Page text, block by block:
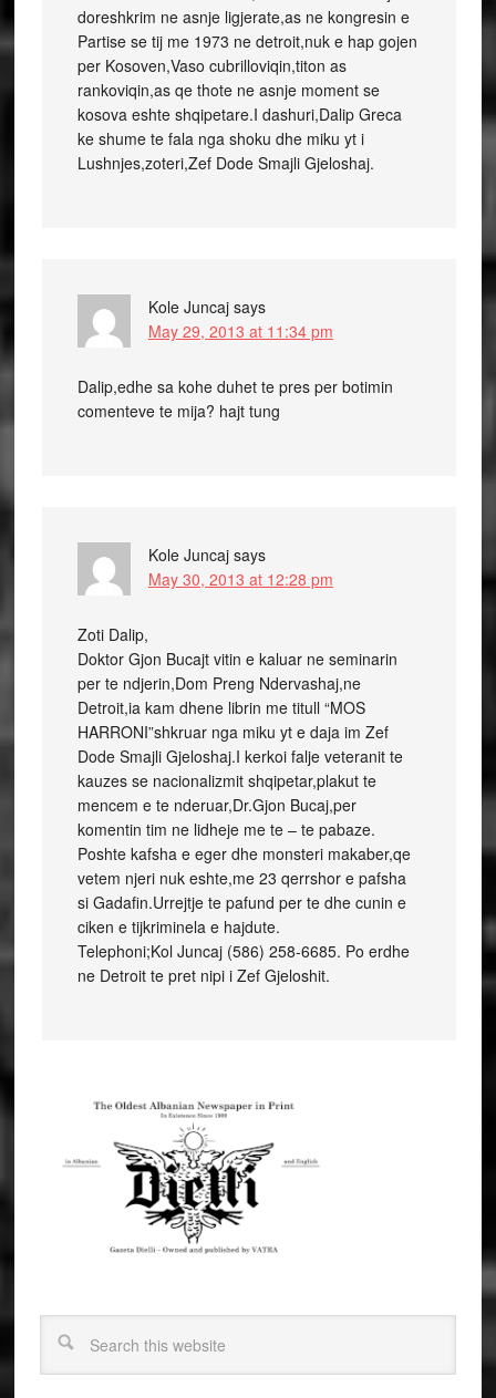
doreshkrim ne asnje ligjerate,as ne kongresin e
Partise se tij me 1973 ne detroit,nuk e hap gojen
per Kosoven,Vaso cubrilloviqin,titon as
rankoviqin,as qe thote ne asnje moment se
kosova eshte shqipetare.I dashuri,Dalip Greca
ke shume te fala nga shoku dhe miku yt i
Lushnjes,zoteri,Zef Dode Smajli Gjeloshaj.
Kole Juncaj says
May 29, 2013 at 11:34 pm
Dalip,edhe sa kohe duhet te pres per botimin
comenteve te mija? hajt tung
Kole Juncaj says
May 30, 2013 at 12:28 pm
Zoti Dalip,
Doktor Gjon Bucajt vitin e kaluar ne seminarin
per te ndjerin,Dom Preng Ndervashaj,ne
Detroit,ia kam dhene librin me titull “MOS
HARRONI”shkruar nga miku yt e daja im Zef
Dode Smajli Gjeloshaj.I kerkoi falje veteranit te
kauzes se nacionalizmit shqipetar,plakut te
mencem e te nderuar,Dr.Gjon Bucaj,per
komentin tim ne lidheje me te – te pabaze.
Poshte kafsha e eger dhe monsteri makaber,qe
vetem njeri nuk eshte,me 23 qerrshor e pafsha
si Gadafin.Urrejtje te pafund per te dhe cunin e
ciken e tijkriminela e hajdute.
Telephoni;Kol Juncaj (586) 258-6685. Po erdhe
ne Detroit te pret nipi i Zef Gjeloshit.